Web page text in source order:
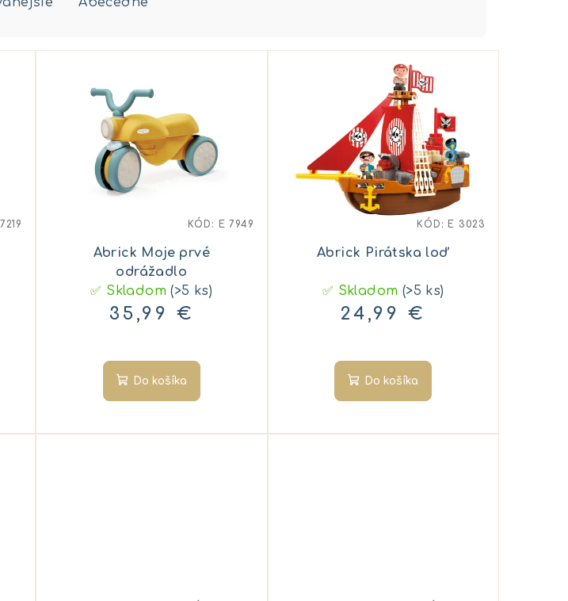
Abrick Moje prvé
odrážadlo
✅ Skladom(>5 ks)
35,99 €
Do košíka
KÓD: E 7949
Abrick Pirátska loď
✅ Skladom (>5 ks)
24,99 €
Do košíka
KÓD: E 3023